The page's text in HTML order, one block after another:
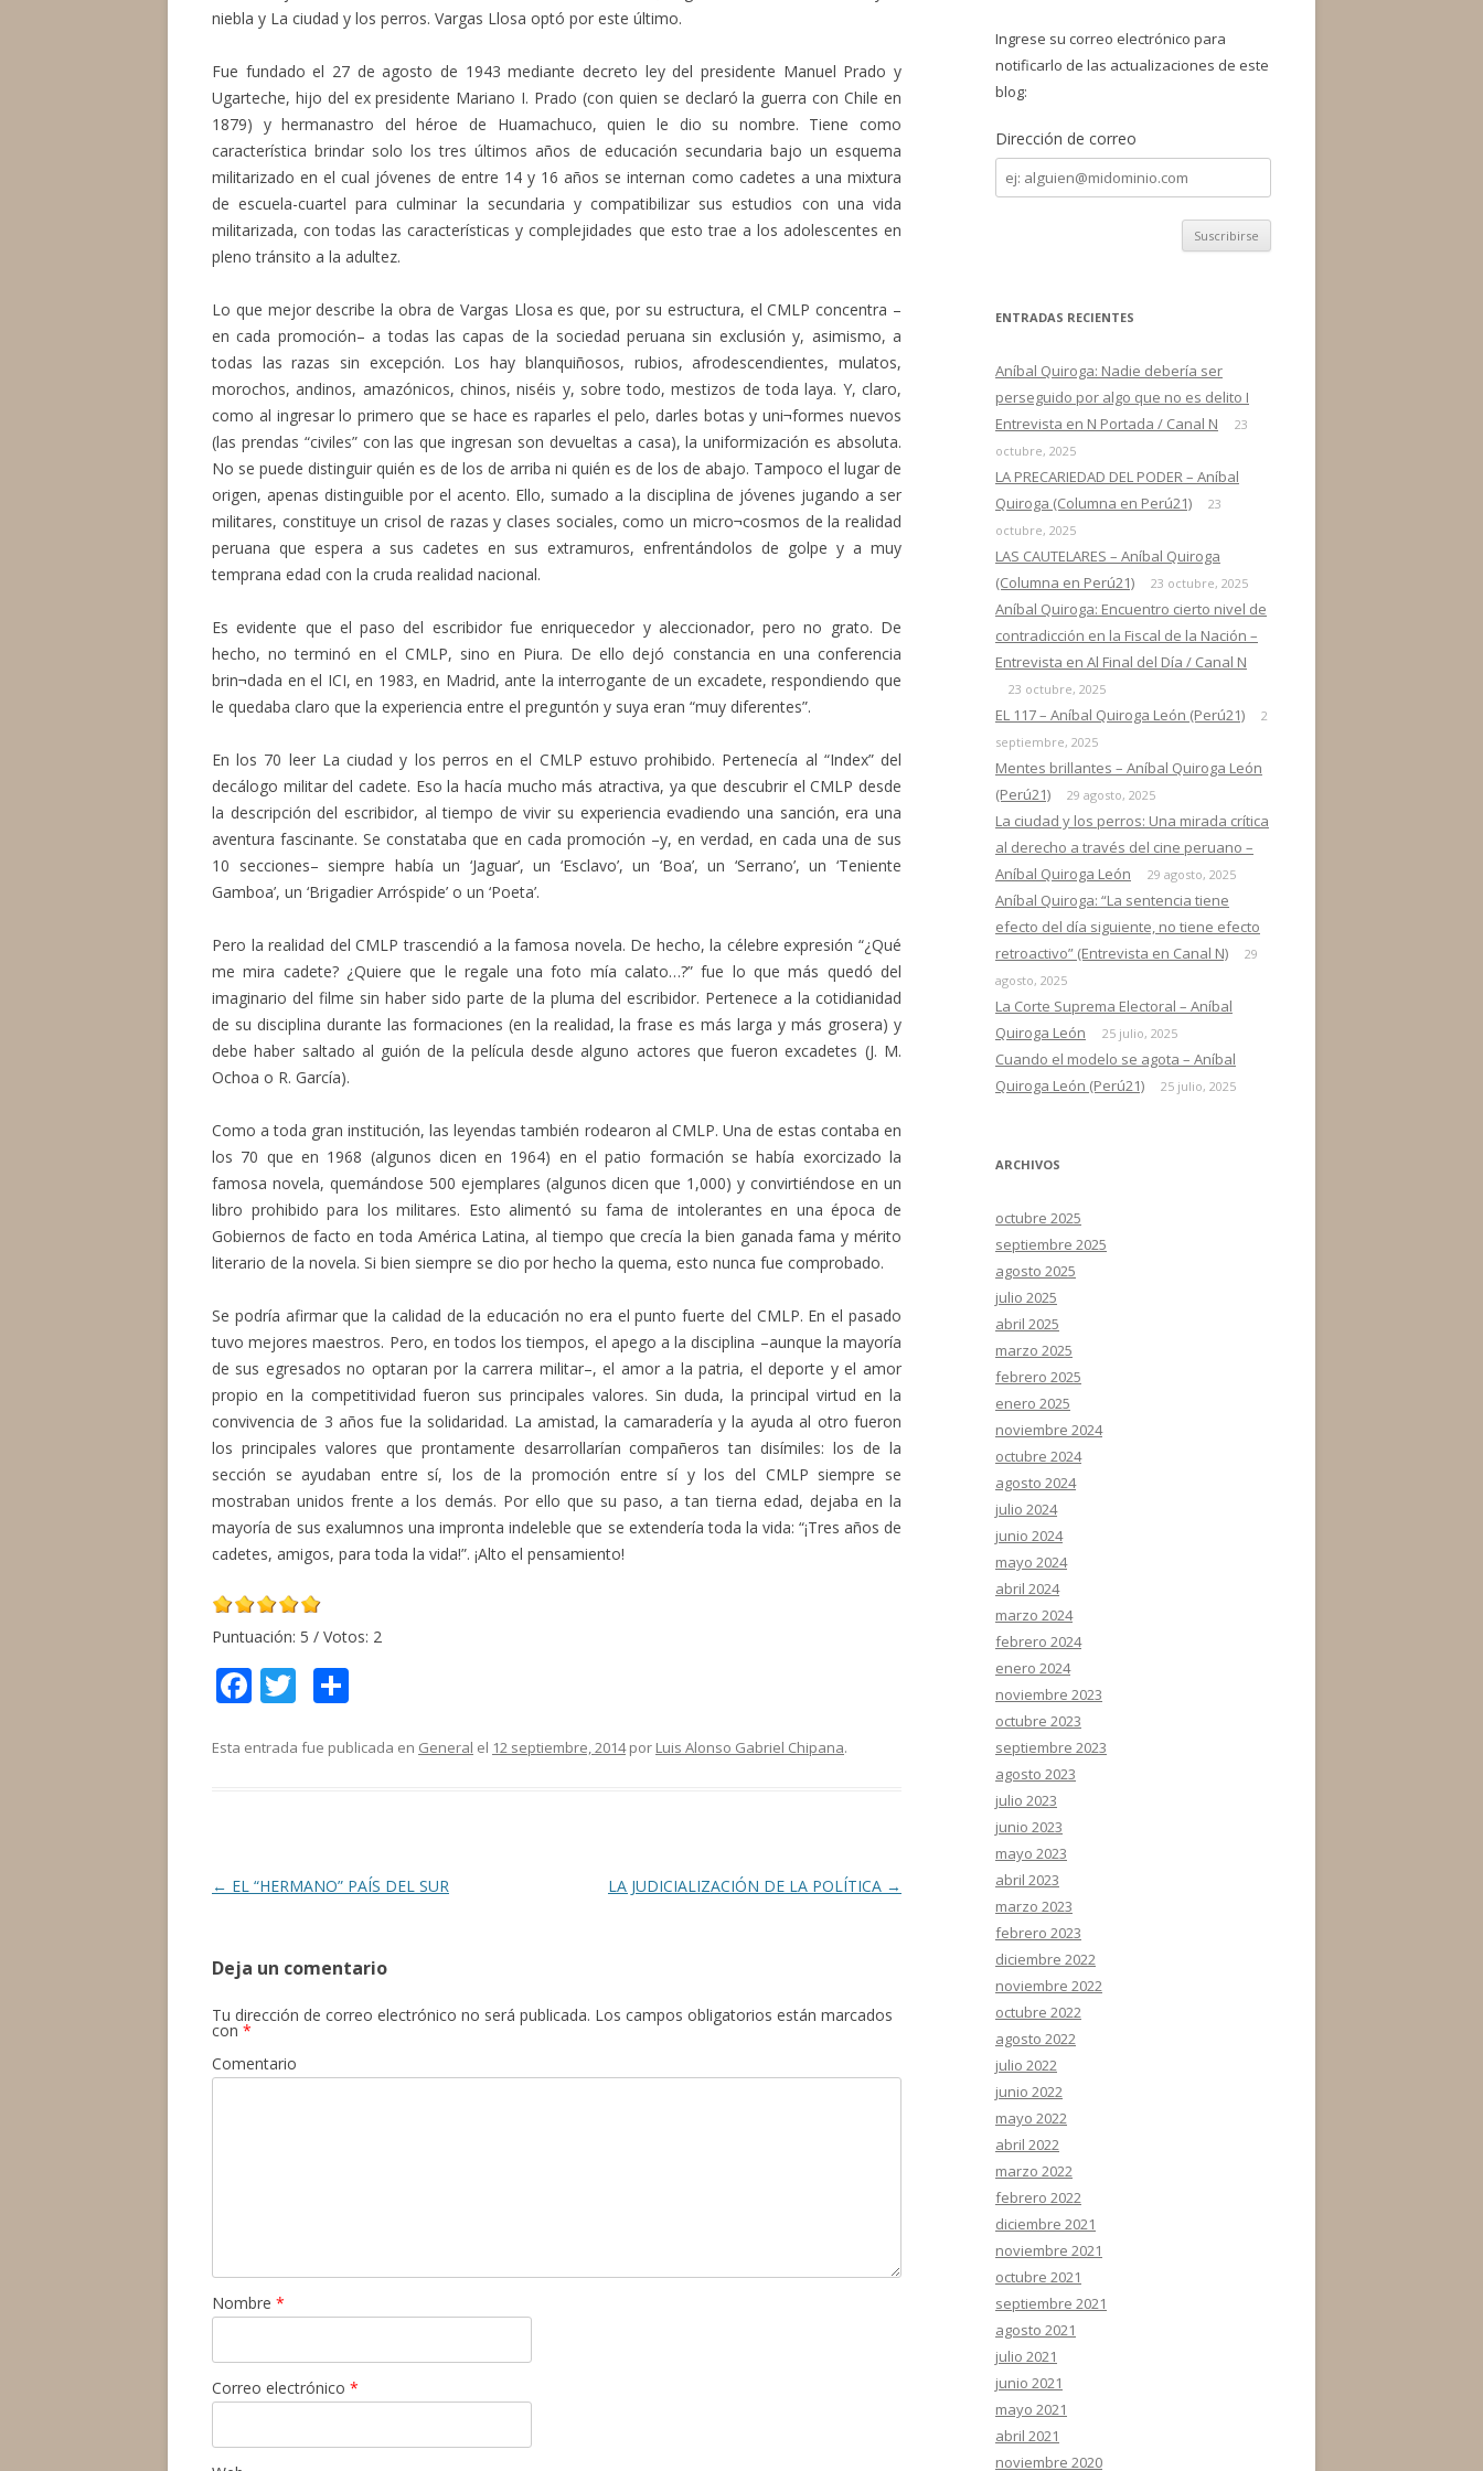
niebla y La ciudad y los perros. Vargas Llosa optó por este último.
Fue fundado el 27 de agosto de 1943 mediante decreto ley del presidente Manuel Prado y
Ugarteche, hijo del ex presidente Mariano I. Prado (con quien se declaró la guerra con Chile en
1879) y hermanastro del héroe de Huamachuco, quien le dio su nombre. Tiene como
característica brindar solo los tres últimos años de educación secundaria bajo un esquema
militarizado en el cual jóvenes de entre 14 y 16 años se internan como cadetes a una mixtura
de escuela-cuartel para culminar la secundaria y compatibilizar sus estudios con una vida
militarizada, con todas las características y complejidades que esto trae a los adolescentes en
pleno tránsito a la adultez.
Lo que mejor describe la obra de Vargas Llosa es que, por su estructura, el CMLP concentra –
en cada promoción– a todas las capas de la sociedad peruana sin exclusión y, asimismo, a
todas las razas sin excepción. Los hay blanquiñosos, rubios, afrodescendientes, mulatos,
morochos, andinos, amazónicos, chinos, niséis y, sobre todo, mestizos de toda laya. Y, claro,
como al ingresar lo primero que se hace es raparles el pelo, darles botas y uni¬formes nuevos
(las prendas “civiles” con las que ingresan son devueltas a casa), la uniformización es absoluta.
No se puede distinguir quién es de los de arriba ni quién es de los de abajo. Tampoco el lugar de
origen, apenas distinguible por el acento. Ello, sumado a la disciplina de jóvenes jugando a ser
militares, constituye un crisol de razas y clases sociales, como un micro¬cosmos de la realidad
peruana que espera a sus cadetes en sus extramuros, enfrentándolos de golpe y a muy
temprana edad con la cruda realidad nacional.
Es evidente que el paso del escribidor fue enriquecedor y aleccionador, pero no grato. De
hecho, no terminó en el CMLP, sino en Piura. De ello dejó constancia en una conferencia
brin¬dada en el ICI, en 1983, en Madrid, ante la interrogante de un excadete, respondiendo que
le quedaba claro que la experiencia entre el preguntón y suya eran “muy diferentes”.
En los 70 leer La ciudad y los perros en el CMLP estuvo prohibido. Pertenecía al “Index” del
decálogo militar del cadete. Eso la hacía mucho más atractiva, ya que descubrir el CMLP desde
la descripción del escribidor, al tiempo de vivir su experiencia evadiendo una sanción, era una
aventura fascinante. Se constataba que en cada promoción –y, en verdad, en cada una de sus
10 secciones– siempre había un ‘Jaguar’, un ‘Esclavo’, un ‘Boa’, un ‘Serrano’, un ‘Teniente
Gamboa’, un ‘Brigadier Arróspide’ o un ‘Poeta’.
Pero la realidad del CMLP trascendió a la famosa novela. De hecho, la célebre expresión “¿Qué
me mira cadete? ¿Quiere que le regale una foto mía calato…?” fue lo que más quedó del
imaginario del filme sin haber sido parte de la pluma del escribidor. Pertenece a la cotidianidad
de su disciplina durante las formaciones (en la realidad, la frase es más larga y más grosera) y
debe haber saltado al guión de la película desde alguno actores que fueron excadetes (J. M.
Ochoa o R. García).
Como a toda gran institución, las leyendas también rodearon al CMLP. Una de estas contaba en
los 70 que en 1968 (algunos dicen en 1964) en el patio formación se había exorcizado la
famosa novela, quemándose 500 ejemplares (algunos dicen que 1,000) y convirtiéndose en un
libro prohibido para los militares. Esto alimentó su fama de intolerantes en una época de
Gobiernos de facto en toda América Latina, al tiempo que crecía la bien ganada fama y mérito
literario de la novela. Si bien siempre se dio por hecho la quema, esto nunca fue comprobado.
Se podría afirmar que la calidad de la educación no era el punto fuerte del CMLP. En el pasado
tuvo mejores maestros. Pero, en todos los tiempos, el apego a la disciplina –aunque la mayoría
de sus egresados no optaran por la carrera militar–, el amor a la patria, el deporte y el amor
propio en la competitividad fueron sus principales valores. Sin duda, la principal virtud en la
convivencia de 3 años fue la solidaridad. La amistad, la camaradería y la ayuda al otro fueron
los principales valores que prontamente desarrollarían compañeros tan disímiles: los de la
sección se ayudaban entre sí, los de la promoción entre sí y los del CMLP siempre se
mostraban unidos frente a los demás. Por ello que su paso, a tan tierna edad, dejaba en la
mayoría de sus exalumnos una impronta indeleble que se extendería toda la vida: “¡Tres años de
cadetes, amigos, para toda la vida!”. ¡Alto el pensamiento!
Puntuación: 5 / Votos: 2
F
e
k
T
itt m
r
Esta entrada fue publicada en General el 12 septiembre, 2014por Luis Alonso Gabriel Chipana.
Navegación
← EL “HERMANO” PAÍS DEL SUR LA JUDICIALIZACIÓN DE LA POLÍTICA →
Deja un comentario
Tu dirección de correo electrónico no será publicada. Los campos obligatorios están marcados
con *
Comentario
Nombre *
Correo electrónico *
rIngrese su correo electrónico para
notificarlo de las actualizaciones de este
blog:
Dirección de correo
Dirección
de
correo
ENTRADAS RECIENTES
Aníbal Quiroga: Nadie debería ser
perseguido por algo que no es delito I
Entrevista en N Portada / Canal N
23
octubre, 2025
LA PRECARIEDAD DEL PODER – Aníbal
Quiroga (Columna en Perú21)
23
octubre, 2025
LAS CAUTELARES – Aníbal Quiroga
(Columna en Perú21)
23 octubre, 2025
Aníbal Quiroga: Encuentro cierto nivel de
contradicción en la Fiscal de la Nación –
Entrevista en Al Final del Día / Canal N
23 octubre, 2025
EL 117 – Aníbal Quiroga León (Perú21)
2
septiembre, 2025
Mentes brillantes – Aníbal Quiroga León
(Perú21)
29 agosto, 2025
La ciudad y los perros: Una mirada crítica
al derecho a través del cine peruano –
Aníbal Quiroga León
29 agosto, 2025
Aníbal Quiroga: “La sentencia tiene
efecto del día siguiente, no tiene efecto
retroactivo” (Entrevista en Canal N)
29
agosto, 2025
La Corte Suprema Electoral – Aníbal
Quiroga León
25 julio, 2025
Cuando el modelo se agota – Aníbal
Quiroga León (Perú21)
25 julio, 2025
ARCHIVOS
octubre 2025
septiembre 2025
agosto 2025
julio 2025
abril 2025
marzo 2025
febrero 2025
enero 2025
noviembre 2024
octubre 2024
agosto 2024
julio 2024
junio 2024
mayo 2024
abril 2024
marzo 2024
febrero 2024
enero 2024
noviembre 2023
octubre 2023
septiembre 2023
agosto 2023
julio 2023
junio 2023
mayo 2023
abril 2023
marzo 2023
febrero 2023
diciembre 2022
noviembre 2022
octubre 2022
agosto 2022
julio 2022
junio 2022
mayo 2022
abril 2022
marzo 2022
febrero 2022
diciembre 2021
noviembre 2021
octubre 2021
septiembre 2021
agosto 2021
julio 2021
junio 2021
mayo 2021
abril 2021
noviembre 2020